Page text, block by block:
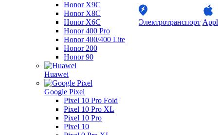
Honor X9C
Honor X8C
Honor X6C
Honor 400 Pro
Honor 400/400 Lite
Honor 200
Honor 90
Huawei
Google Pixel
Pixel 10 Pro Fold
Pixel 10 Pro XL
Pixel 10 Pro
Pixel 10
Электротранспорт